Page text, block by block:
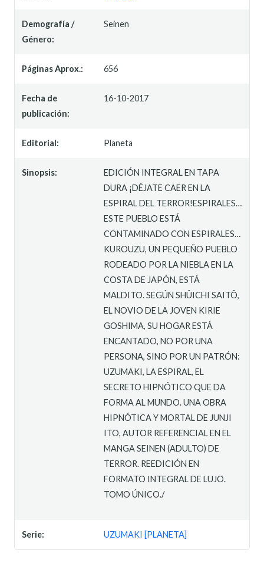
Demografía /
Género:
Seinen
Páginas Aprox.: 656
Fecha de
publicación:
16-10-2017
Editorial: Planeta
Sinopsis:
EDICIÓN INTEGRAL EN TAPA
DURA ¡DÉJATE CAER EN LA
ESPIRAL DEL TERROR!ESPIRALES…
ESTE PUEBLO ESTÁ
CONTAMINADO CON ESPIRALES…
KUROUZU, UN PEQUEÑO PUEBLO
RODEADO POR LA NIEBLA EN LA
COSTA DE JAPÓN, ESTÁ
MALDITO. SEGÚN SHÛICHI SAITÔ,
EL NOVIO DE LA JOVEN KIRIE
GOSHIMA, SU HOGAR ESTÁ
ENCANTADO, NO POR UNA
PERSONA, SINO POR UN PATRÓN:
UZUMAKI, LA ESPIRAL, EL
SECRETO HIPNÓTICO QUE DA
FORMA AL MUNDO. UNA OBRA
HIPNÓTICA Y MORTAL DE JUNJI
ITO, AUTOR REFERENCIAL EN EL
MANGA SEINEN (ADULTO) DE
TERROR. REEDICIÓN EN
FORMATO INTEGRAL DE LUJO.
TOMO ÚNICO./
Serie: UZUMAKI [PLANETA]